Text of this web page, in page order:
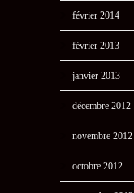
février 2014
février 2013
janvier 2013
décembre 2012
novembre 2012
octobre 2012